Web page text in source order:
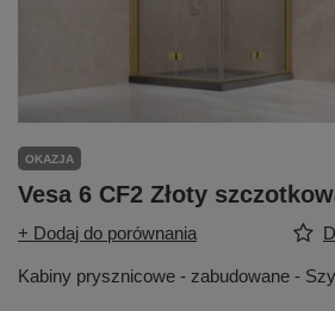
OKAZJA
Vesa 6 CF2 Złoty
+ Dodaj do porównania
Kabiny prysznicowe - zabudowane -